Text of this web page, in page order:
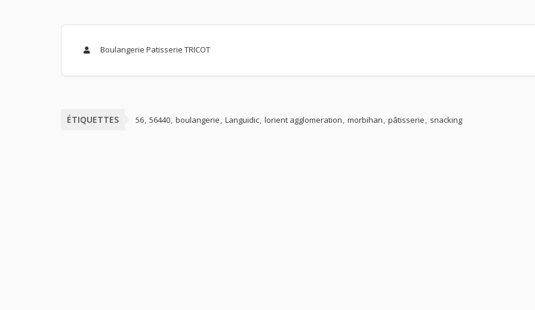
Boulangerie Patisserie TRICOT
ÉTIQUETTES 56 56440 boulangerie Languidic lorient agglomeration morbihan pâtisserie snacking